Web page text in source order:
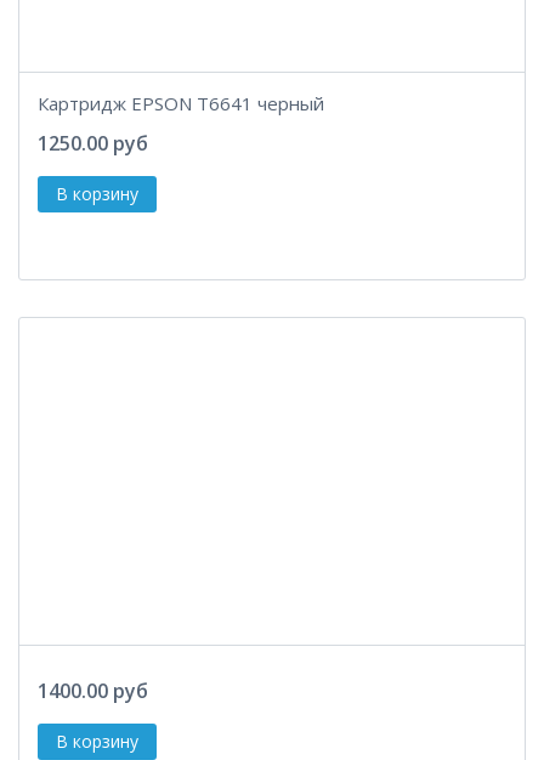
Картридж EPSON T6641 черный
1250.00 руб
1400.00 руб